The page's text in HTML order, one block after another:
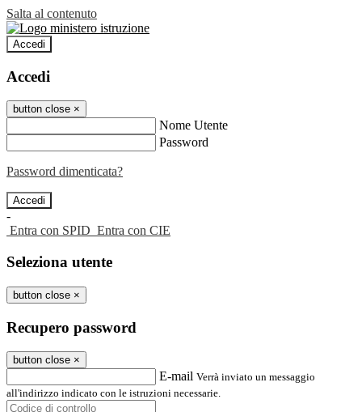
Salta al contenuto
Accedi
Accedi
button close ×
Nome Utente
Password
Password dimenticata?
-
Entra con SPID Entra con CIE
Seleziona utente
button close ×
Recupero password
button close ×
E-mail Verrà inviato un messaggio
all'indirizzo indicato con le istruzioni necessarie.